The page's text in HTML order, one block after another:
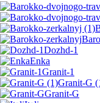
Dozhd-1
Enka
Granit-1
Granit-G
Granit-G